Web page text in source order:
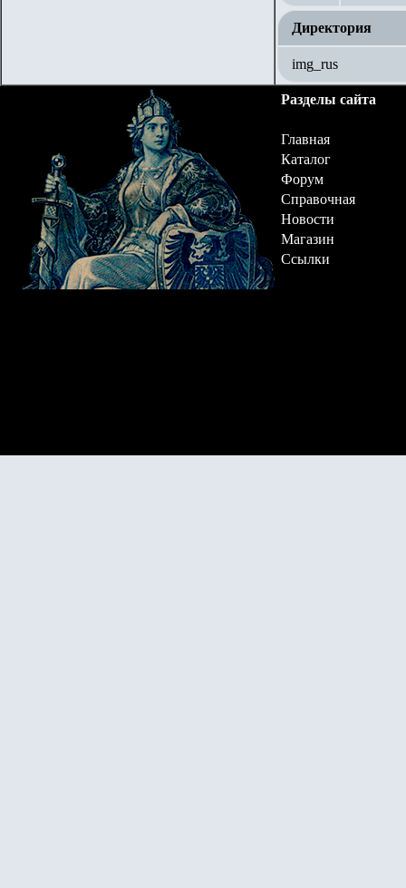
Директория
img_rus
Разделы сайта
Главная
Каталог
Форум
Справочная
Новости
Магазин
Ссылки